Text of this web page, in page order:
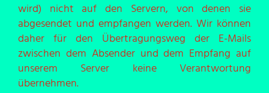
wird) nicht auf den Servern, von denen sie
abgesendet und empfangen werden. Wir können
daher für den Übertragungsweg der E-Mails
zwischen dem Absender und dem Empfang auf
unserem Server keine Verantwortung
übernehmen.